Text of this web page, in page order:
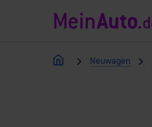
Neuwagen